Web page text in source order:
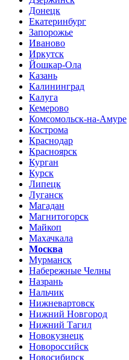
Донецк
Екатеринбург
Запорожье
Иваново
Иркутск
Йошкар-Ола
Казань
Калининград
Калуга
Кемерово
Комсомольск-на-Амуре
Кострома
Краснодар
Красноярск
Курган
Курск
Липецк
Луганск
Магадан
Магнитогорск
Майкоп
Махачкала
Москва
Мурманск
Набережные Челны
Назрань
Нальчик
Нижневартовск
Нижний Новгород
Нижний Тагил
Новокузнецк
Новороссийск
Новосибирск